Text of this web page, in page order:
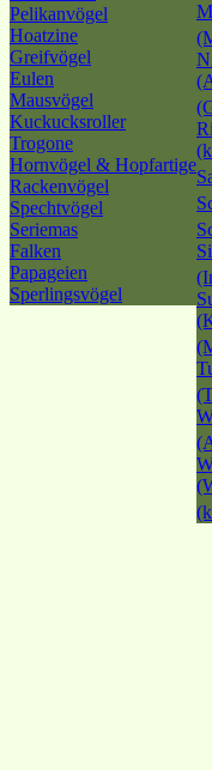
Pelikanvögel
Hoatzine
Greifvögel
Eulen
Mausvögel
Kuckucksroller
Trogone
Hornvögel & Hopfartige
Rackenvögel
Spechtvögel
Seriemas
Falken
Papageien
Sperlingsvögel